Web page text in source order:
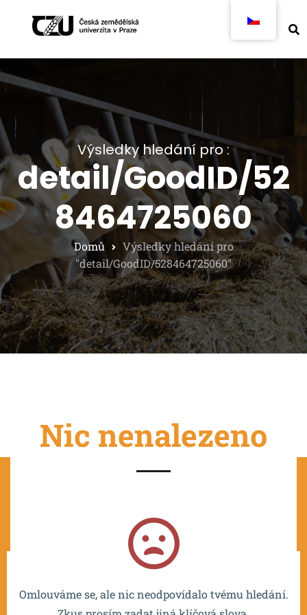
Výsledky hledání pro :
detail/GoodID/52
8464725060
Domů
Výsledky hledání pro
"detail/GoodID/528464725060"
Nic nenalezeno
Omlouváme se, ale nic neodpovídalo tvému hledání.